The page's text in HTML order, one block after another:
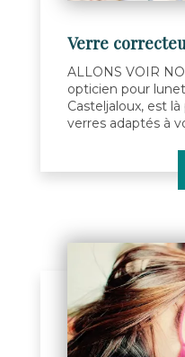
Verre
ALLONS VOIR
opticien pour
Casteljaloux, est
verres adaptés à